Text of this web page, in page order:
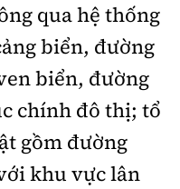
qua hệ thống
biển, đường
biển, đường
chính đô thị; tổ
gồm đường
khu vực lân